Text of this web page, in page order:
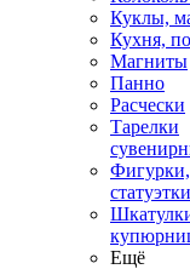
Куклы,
Кухня,
Магниты
Панно
Расчески
Тарелки
Фигурки,
статуэтки
Ещё